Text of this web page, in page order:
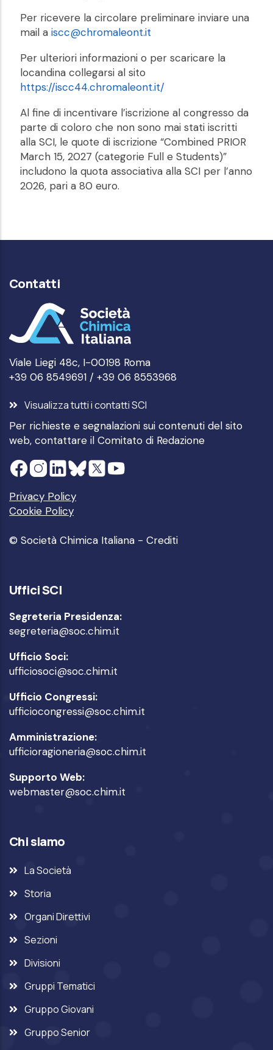
Per ricevere la circolare preliminare inviare una
mail a iscc@chromaleont.it
Per ulteriori informazioni o per scaricare la
locandina collegarsi al sito
https://iscc44.chromaleont.it/
Al fine di incentivare l’iscrizione al congresso da
parte di coloro che non sono mai stati iscritti
alla SCI, le quote di iscrizione “Combined PRIOR
March 15, 2027 (categorie Full e Students)”
includono la quota associativa alla SCI per l’anno
2026, pari a 80 euro.
Contatti
Viale Liegi 48c, I-00198 Roma
+39 06 8549691 / +39 06 8553968
Visualizza tutti i contatti SCI
Per richieste e segnalazioni sui contenuti del sito
web, contattare il Comitato di Redazione
Privacy Policy
Cookie Policy
© Società Chimica Italiana - Crediti
Uffici SCI
Segreteria Presidenza:
segreteria@soc.chim.it
Ufficio Soci:
ufficiosoci@soc.chim.it
Ufficio Congressi:
ufficiocongressi@soc.chim.it
Amministrazione:
ufficioragioneria@soc.chim.it
Supporto Web:
webmaster@soc.chim.it
Chi siamo
La Società
Storia
Organi Direttivi
Sezioni
Divisioni
Gruppi Tematici
Gruppo Giovani
Gruppo Senior